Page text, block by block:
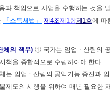
과 책임으로 사업을 수행하는 것을
「소득세법」 제4조제1항제1호에 따
체의 책무) ① 국가는 임업ㆍ산림의
책을 종합적으로 수립하여야 한다.
는 임업ㆍ산림의 공익기능 증진과
제도의 시행을 위하여 매년 필요한